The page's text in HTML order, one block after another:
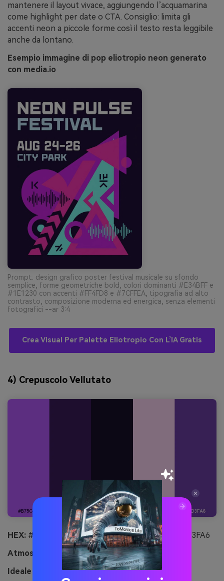
mantenere il layout vivace, aggiungendo l’acquamarina
come highlight per date o CTA. Consiglio: limita gli
accenti neon a piccole forme così il testo resta leggibile
anche da lontano.
Esempio immagine di pop eliotropio neon generato
con media.io
Prompt: design grafico poster festival musicale su sfondo
semplice, forme geometriche bold, colori dominanti #E34BFF e
#1E1230 con accenti #FF4FD8 e #7CFFEA, tipografia ad alto
contrasto, composizione moderna ed energica, senza elementi
fotografici --ar 3:4
Crea Visual Per Palette Eliotropio Con L’IA Gratis
4) Crepuscolo Vellutato
HEX: #B75CFF #3C1B5A #1A0F2B #FFD6F5 #6D3FA6
Atmosfera:
lussuoso, intenso
Ideale per:
packaging profumo premium